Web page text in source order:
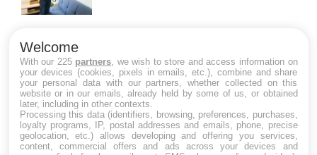
Maladie de Charcot (Sclérose latérale
amyotrophique)
Welcome
With our 225 partners , we wish to store and access information on
your devices (cookies, pixels in emails, etc.), combine and share
your personal data with our partners, whether collected on this
website or in our emails, already held by some of us, or obtained
later, including in other contexts.
Processing this data (identifiers, browsing, preferences, purchases,
loyalty programs, IP, postal addresses and emails, phone, precise
geolocation, etc.) allows developing and offering you services,
content, commercial offers and ads across your devices and